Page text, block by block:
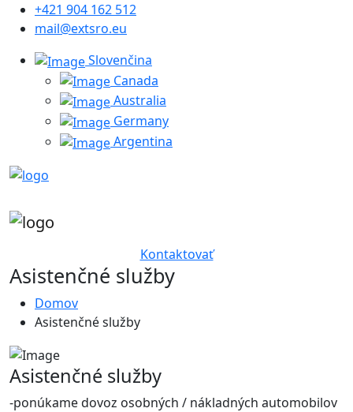
+421 904 162 512
mail@extsro.eu
Slovenčina
Canada
Australia
Germany
Argentina
Kontaktovať
Asistenčné služby
Domov
Asistenčné služby
Asistenčné služby
-ponúkame dovoz osobných / nákladných automobilov